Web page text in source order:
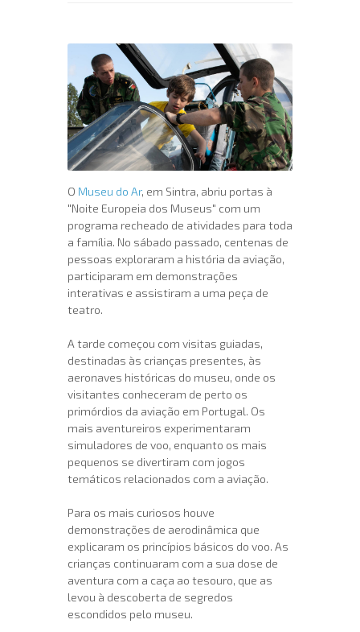
O Museu do Ar, em Sintra, abriu portas à
"Noite Europeia dos Museus" com um
programa recheado de atividades para toda
a família. No sábado passado, centenas de
pessoas exploraram a história da aviação,
participaram em demonstrações
interativas e assistiram a uma peça de
teatro.
A tarde começou com visitas guiadas,
destinadas às crianças presentes, às
aeronaves históricas do museu, onde os
visitantes conheceram de perto os
primórdios da aviação em Portugal. Os
mais aventureiros experimentaram
simuladores de voo, enquanto os mais
pequenos se divertiram com jogos
temáticos relacionados com a aviação.
Para os mais curiosos houve
demonstrações de aerodinâmica que
explicaram os princípios básicos do voo. As
crianças continuaram com a sua dose de
aventura com a caça ao tesouro, que as
levou à descoberta de segredos
escondidos pelo museu.